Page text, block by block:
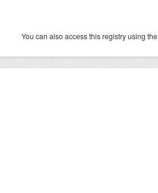
You can also access this registry using the